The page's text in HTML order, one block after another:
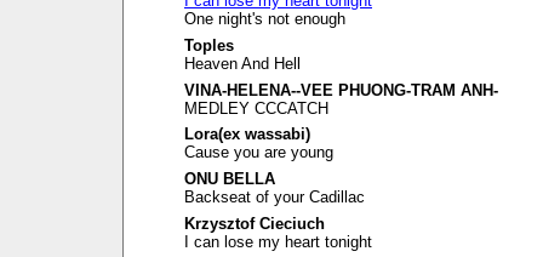
One night's not enough
Toples
Heaven And Hell
VINA-HELENA--VEE PHUONG-TRAM ANH-
MEDLEY CCCATCH
Lora(ex wassabi)
Cause you are young
ONU BELLA
Backseat of your Cadillac
Krzysztof Cieciuch
I can lose my heart tonight